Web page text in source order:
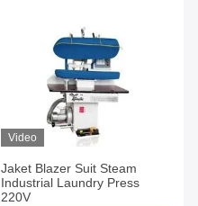
Video
Jaket Blazer Suit Steam
Industrial Laundry Press
220V